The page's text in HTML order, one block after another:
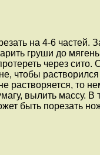
на 4-6 частей.
груши до
через
чтобы
растворяется, то
вылить массу. В
быть порезать